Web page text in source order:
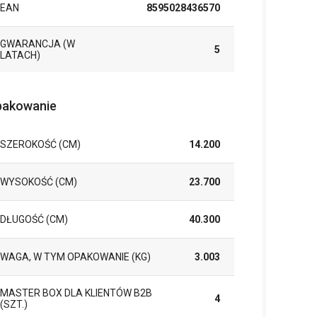
EAN 8595028436570
GWARANCJA (W
LATACH)
5
SZEROKOŚĆ (CM) 14.200
WYSOKOŚĆ (CM) 23.700
DŁUGOŚĆ (CM) 40.300
WAGA, W TYM OPAKOWANIE (KG) 3.003
MASTER BOX DLA KLIENTÓW B2B
(SZT.)
4